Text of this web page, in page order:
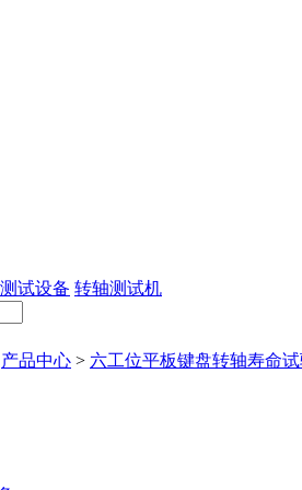
试设备 转轴测试机
产品中心 > 六工位平板键盘转轴寿命